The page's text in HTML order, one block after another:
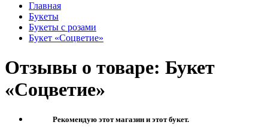
Главная
Букеты
Букеты с розами
Букет «Соцветие»
Отзывы о товаре: Букет
«Соцветие»
Рекомендую этот магазин и этот букет.